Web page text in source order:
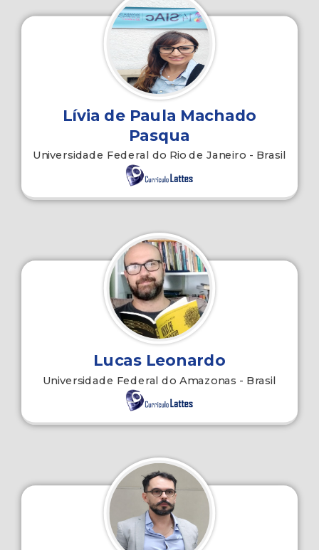
Lívia de Paula Machado
Pasqua
Universidade Federal do Rio de Janeiro - Brasil
Lucas Leonardo
Universidade Federal do Amazonas - Brasil